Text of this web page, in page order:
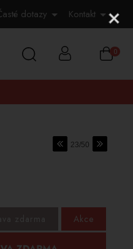
0
dotazy Kontakt
23/50
Akce